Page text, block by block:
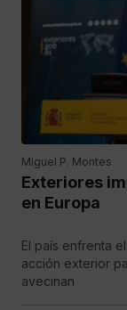
Miguel P. Montes
Exteriores
en Europa
El país enfrenta
acción exterior
avecinan